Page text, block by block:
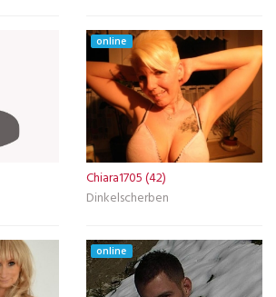
online
Chiara1705 (42)
Dinkelscherben
online